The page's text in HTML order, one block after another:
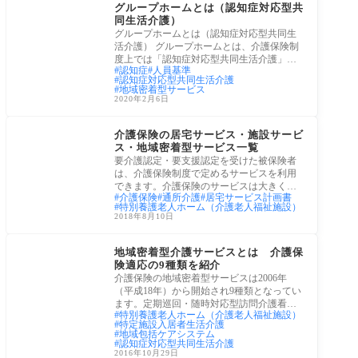
グループホームとは（認知症対応型共
同生活介護）
グループホームとは（認知症対応型共同生
活介護） グループホームとは、介護保険制
度上では「認知症対応型共同生活介護」と
いい
認知症 人員基準
認知症対応型共同生活介護
地域密着型サービス
2020年2月6日
介護保険の居宅サービス・施設サービ
ス・地域密着型サービス一覧
要介護認定・要支援認定を受けた被保険者
は、介護保険制度で定めるサービスを利用
できます。介護保険のサービスは大きく分
けると
介護保険 通所介護 居宅サービス計画書
特別養護老人ホーム（介護老人福祉施設）
2018年8月10日
地域密着型介護サービスとは 介護保
険適応の9種類を紹介
介護保険の地域密着型サービスは2006年
（平成18年）から開始され9種類となってい
ます。定期巡回・随時対応型訪問介護看
護、小規模
特別養護老人ホーム（介護老人福祉施設）
特定施設入居者生活介護
地域包括ケアシステム
認知症対応型共同生活介護
2016年10月29日